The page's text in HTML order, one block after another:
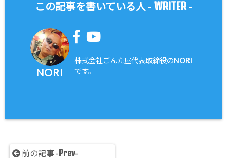
この記事を書いている人 - WRITER-
NORI
株式会社ごんた屋代表取締役のNORI
です。
前の記事 - Prev-